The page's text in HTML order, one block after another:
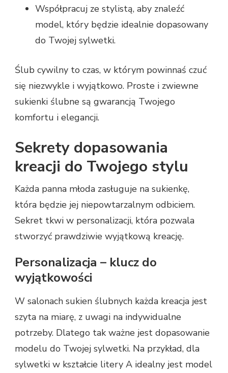
Współpracuj ze stylistą, aby znaleźć
model, który będzie idealnie dopasowany
do Twojej sylwetki.
Ślub cywilny to czas, w którym powinnaś czuć
się niezwykle i wyjątkowo. Proste i zwiewne
sukienki ślubne są gwarancją Twojego
komfortu i elegancji.
Sekrety dopasowania
kreacji do Twojego stylu
Każda panna młoda zasługuje na sukienkę,
która będzie jej niepowtarzalnym odbiciem.
Sekret tkwi w personalizacji, która pozwala
stworzyć prawdziwie wyjątkową kreację.
Personalizacja – klucz do
wyjątkowości
W salonach sukien ślubnych każda kreacja jest
szyta na miarę, z uwagi na indywidualne
potrzeby. Dlatego tak ważne jest dopasowanie
modelu do Twojej sylwetki. Na przykład, dla
sylwetki w kształcie litery A idealny jest model